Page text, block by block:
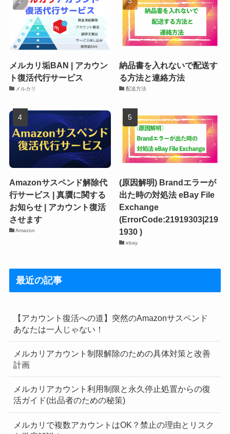
メルカリ垢BAN | アカウン
ト復活代行サービス
メルカリ
納品書を入れないで配送す
る方法と連絡方法
配送方法
Amazonサスペンド解除代
行サービス | 真贋に関する
お知らせ | アカウント復活
させます
Amazon
(原因解明) Brandエラーが
出た時の対処法 eBay File
Exchange
(ErrorCode:21919303|219
1930 )
ebay
最近の記事
【アカウント復活への道】突然のAmazonサスペンド
あなたは一人じゃない！
メルカリアカウント制限解除のための具体対策と改善
計画
メルカリアカウント利用制限と永久停止処置からの復
活ガイド(出品者のための秘策)
メルカリで複数アカウントはOK？禁止の理由とリスク